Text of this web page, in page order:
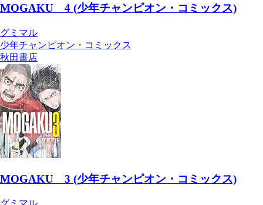
MOGAKU 4 (少年チャンピオン・コミックス)
グミマル
少年チャンピオン・コミックス
秋田書店
MOGAKU 3 (少年チャンピオン・コミックス)